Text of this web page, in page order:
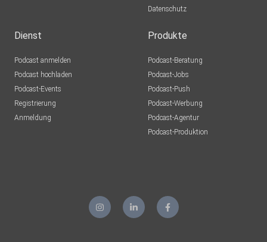
Datenschutz
Dienst
Podcast anmelden
Podcast hochladen
Podcast-Events
Registrierung
Anmeldung
Produkte
Podcast-Beratung
Podcast-Jobs
Podcast-Push
Podcast-Werbung
Podcast-Agentur
Podcast-Produktion